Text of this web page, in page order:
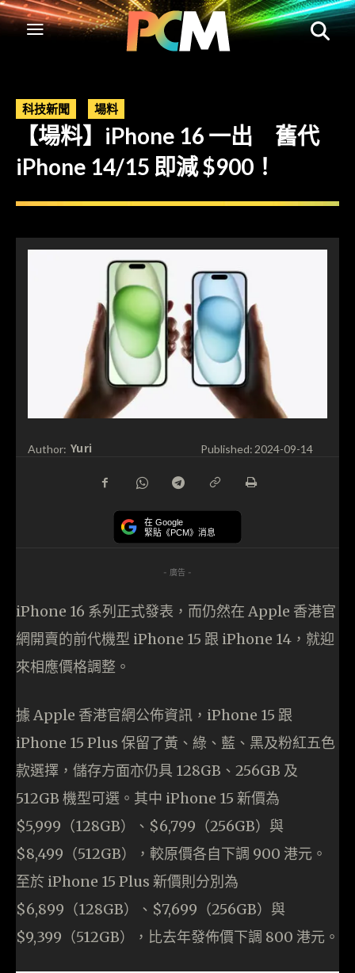
科技新聞 場料
【場料】iPhone 16 一出 舊代
iPhone 14/15 即減 $900！
Author: Yuri Published: 2024-09-14
在 Google
緊貼《PCM》消息
- 廣告 -
iPhone 16 系列正式發表，而仍然在 Apple 香港官
網開賣的前代機型 iPhone 15 跟 iPhone 14，就迎
來相應價格調整。
據 Apple 香港官網公佈資訊，iPhone 15 跟
iPhone 15 Plus 保留了黃、綠、藍、黑及粉紅五色
款選擇，儲存方面亦仍具 128GB、256GB 及
512GB 機型可選。其中 iPhone 15 新價為
$5,999（128GB）、$6,799（256GB）與
$8,499（512GB），較原價各自下調 900 港元。
至於 iPhone 15 Plus 新價則分別為
$6,899（128GB）、$7,699（256GB）與
$9,399（512GB），比去年發佈價下調 800 港元。